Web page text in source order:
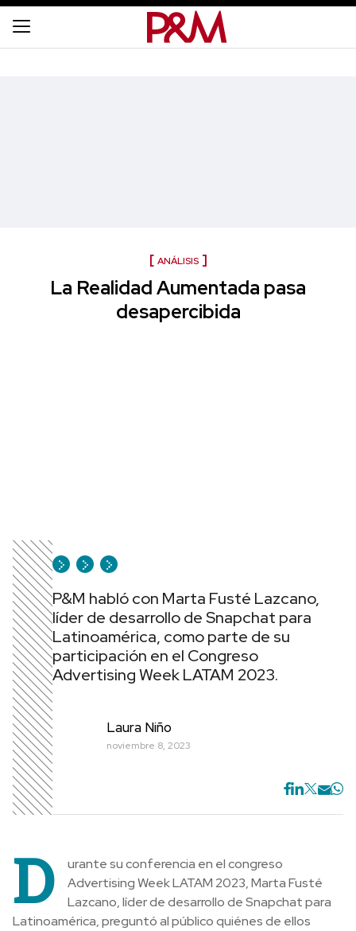
ANÁLISIS
La Realidad Aumentada pasa
desapercibida
P&M habló con Marta Fusté Lazcano,
líder de desarrollo de Snapchat para
Latinoamérica, como parte de su
participación en el Congreso
Advertising Week LATAM 2023.
Laura Niño
noviembre 8, 2023
D
urante su conferencia en el congreso
Advertising Week LATAM 2023, Marta Fusté
Lazcano, líder de desarrollo de Snapchat para
Latinoamérica, preguntó al público quiénes de ellos